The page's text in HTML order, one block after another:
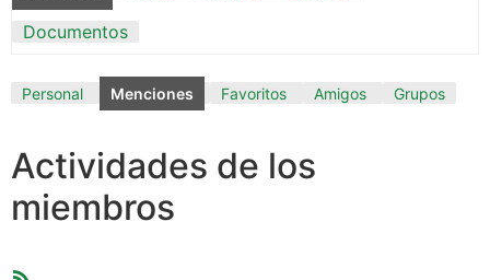
Documentos
Personal Menciones Favoritos Amigos Grupos
Actividades de los
miembros